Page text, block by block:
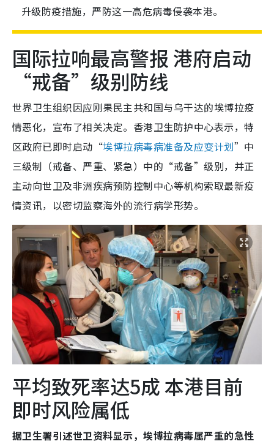
升级防疫措施，严防这一高危病毒侵袭本港。
国际拉响最高警报 港府启动
“戒备”级别防线
世界卫生组织因应刚果民主共和国与乌干达的埃博拉疫
情恶化，宣布了相关决定。香港卫生防护中心表示，特
区政府已即时启动“埃博拉病毒病准备及应变计划”中
三级制（戒备、严重、紧急）中的“戒备”级别，并正
主动向世卫及非洲疾病预防控制中心等机构索取最新疫
情资讯，以密切监察海外的流行病学形势。
平均致死率达5成 本港目前
即时风险属低
据卫生署引述世卫资料显示，埃博拉病毒属严重的急性